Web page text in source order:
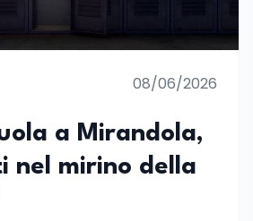
08/06/2026
a Mirandola,
nel mirino della